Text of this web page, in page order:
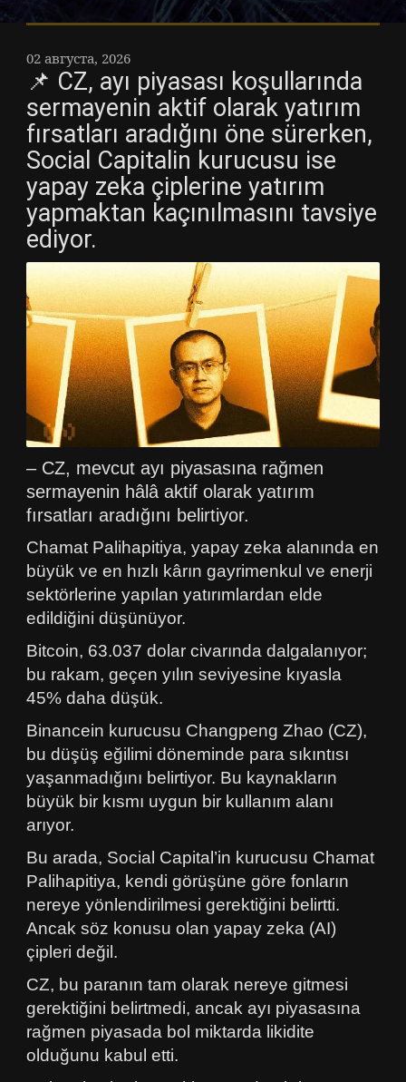
02 августа, 2026
📌 CZ, ayı piyasası koşullarında
sermayenin aktif olarak yatırım
fırsatları aradığını öne sürerken,
Social Capitalin kurucusu ise
yapay zeka çiplerine yatırım
yapmaktan kaçınılmasını tavsiye
ediyor.
– CZ, mevcut ayı piyasasına rağmen
sermayenin hâlâ aktif olarak yatırım
fırsatları aradığını belirtiyor.
Chamat Palihapitiya, yapay zeka alanında en
büyük ve en hızlı kârın gayrimenkul ve enerji
sektörlerine yapılan yatırımlardan elde
edildiğini düşünüyor.
Bitcoin, 63.037 dolar civarında dalgalanıyor;
bu rakam, geçen yılın seviyesine kıyasla
45% daha düşük.
Binancein kurucusu Changpeng Zhao (CZ),
bu düşüş eğilimi döneminde para sıkıntısı
yaşanmadığını belirtiyor. Bu kaynakların
büyük bir kısmı uygun bir kullanım alanı
arıyor.
Bu arada, Social Capital’in kurucusu Chamat
Palihapitiya, kendi görüşüne göre fonların
nereye yönlendirilmesi gerektiğini belirtti.
Ancak söz konusu olan yapay zeka (AI)
çipleri değil.
CZ, bu paranın tam olarak nereye gitmesi
gerektiğini belirtmedi, ancak ayı piyasasına
rağmen piyasada bol miktarda likidite
olduğunu kabul etti.